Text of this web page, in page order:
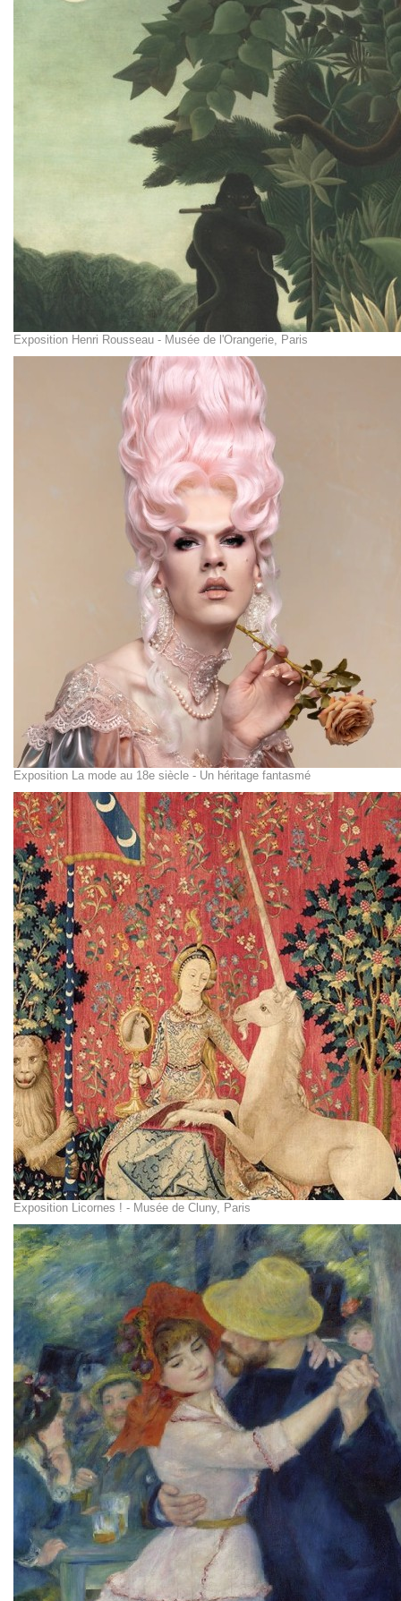
Exposition Henri Rousseau - Musée de l'Orangerie, Paris
Exposition La mode au 18e siècle - Un héritage fantasmé
Exposition Licornes ! - Musée de Cluny, Paris